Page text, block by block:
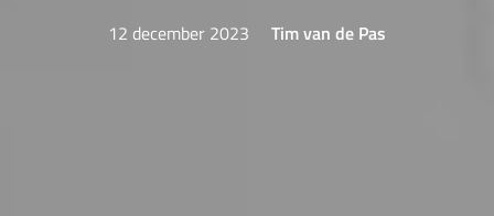
12 december 2023 Tim van de Pas